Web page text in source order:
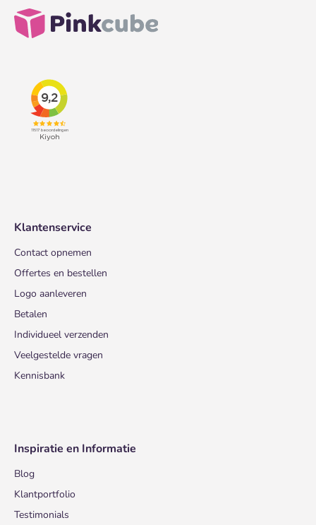
Klantenservice
Contact opnemen
Offertes en bestellen
Logo aanleveren
Betalen
Individueel verzenden
Veelgestelde vragen
Kennisbank
Inspiratie en Informatie
Blog
Klantportfolio
Testimonials